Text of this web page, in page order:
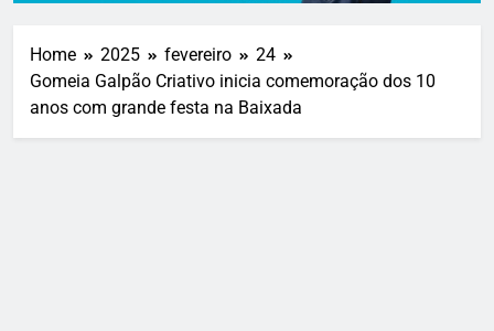
Home 2025 fevereiro
24
Gomeia Galpão Criativo inicia comemoração dos 10
anos com grande festa na Baixada